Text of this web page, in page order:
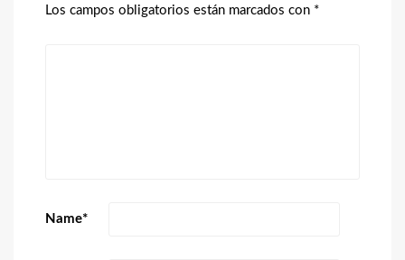
Los campos obligatorios están marcados con *
Name*